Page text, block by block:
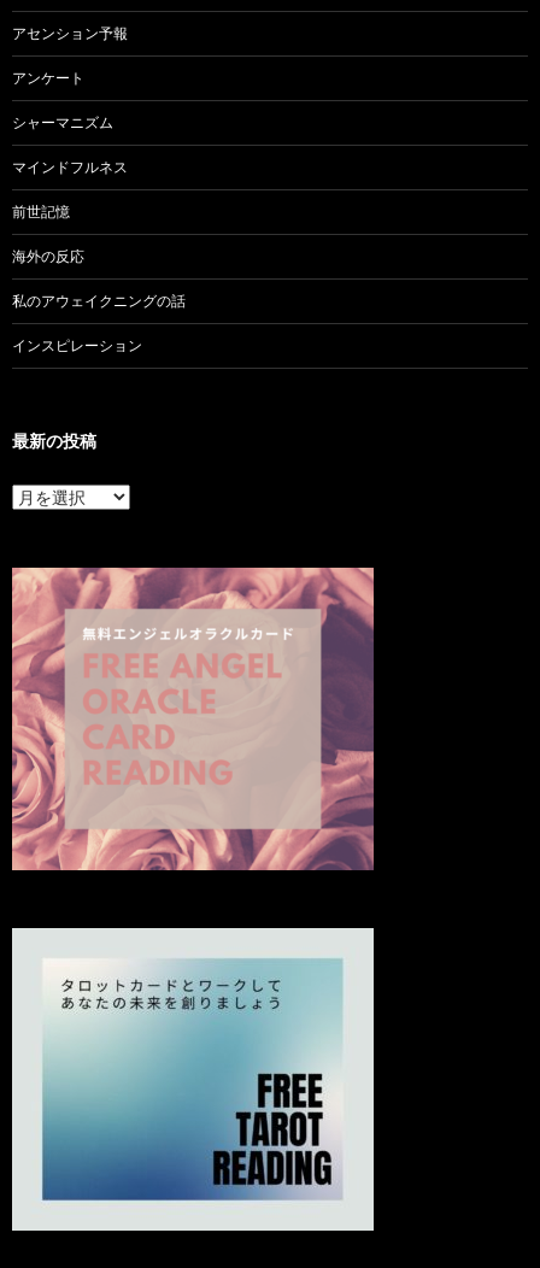
アセンション予報
アンケート
シャーマニズム
マインドフルネス
前世記憶
海外の反応
私のアウェイクニングの話
インスピレーション
最新の投稿
最
新
稿